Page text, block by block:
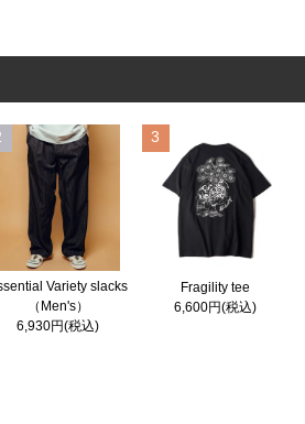
Variety slacks
（Men's）
6,930円(税込)
3
Fragility tee
6,600円(税込)